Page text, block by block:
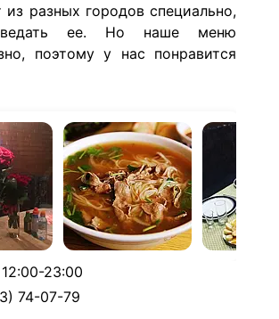
из разных городов специально,
ее. Но наше меню
поэтому у нас понравится
12:00-23:00
74-07-79